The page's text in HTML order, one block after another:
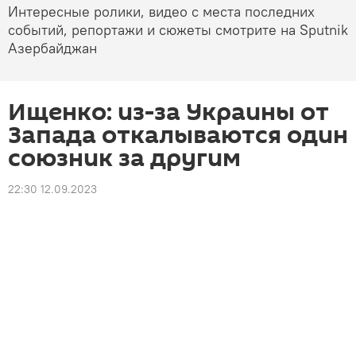
Интересные ролики, видео с места последних
событий, репортажи и сюжеты смотрите на Sputnik
Азербайджан
Ищенко: из-за Украины от
Запада откалываются один
союзник за другим
22:30 12.09.2023